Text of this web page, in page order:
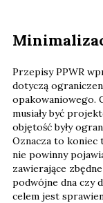
Przepisy PPWR
dotyczą
opakowaniowego.
musiały być
objętość były
Oznacza to koniec
nie powinny
zawierające
podwójne dna czy
celem jest